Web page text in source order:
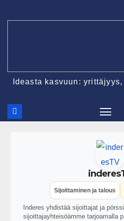
Ideasta kasvuun:
Sijoittaminen ja talous
Inderes yhdistää sijoittajat ja
sijoittajayhteisöämme tarjoamalla